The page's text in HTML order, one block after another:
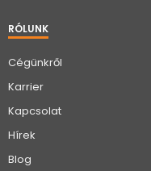
RÓLUNK
Cégünkről
Karrier
Kapcsolat
Hírek
Blog